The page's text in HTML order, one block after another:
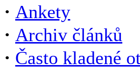
· Ankety
· Archiv článků
· Často kladené